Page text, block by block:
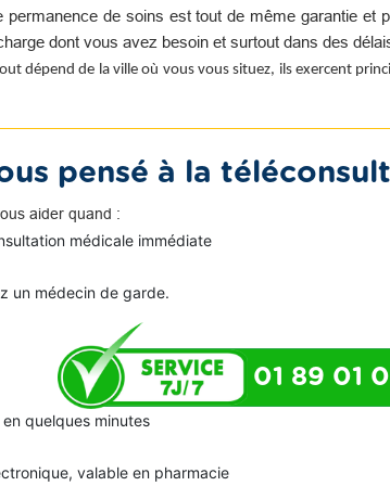
de soins est tout de même garantie
dont vous avez besoin et surtout dans des
dépend de la ville où vous vous situez, ils exercent
pensé à la
aider quand :
médicale immédiate
un médecin de garde.
01 89 01
quelques minutes
valable en pharmacie